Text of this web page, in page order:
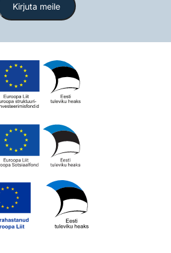
Kirjuta meile